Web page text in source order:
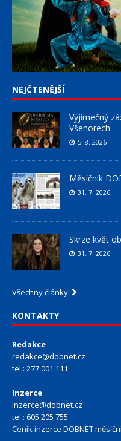
NEJČTENĚJŠÍ
Výjimečný
Všenorech
5. 8. 2026
Měsíčník
31. 7. 2026
Skrze květ
31. 7. 2026
Všechny články
KONTAKTY
Redakce
redakce@dobnet.cz
tel.: 277 001 111
Inzerce
inzerce@dobnet.cz
tel.: 605 205 755
Ceník inzerce DOBNET